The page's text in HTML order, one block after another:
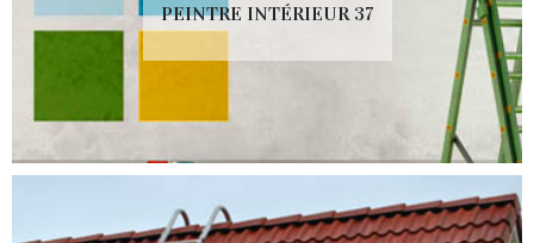
PEINTRE INTÉRIEUR 37